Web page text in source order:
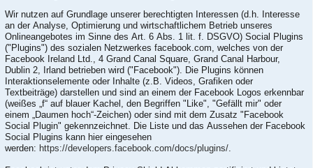
Wir nutzen auf Grundlage unserer berechtigten Interessen (d.h. Interesse
an der Analyse, Optimierung und wirtschaftlichem Betrieb unseres
Onlineangebotes im Sinne des Art. 6 Abs. 1 lit. f. DSGVO) Social Plugins
("Plugins") des sozialen Netzwerkes facebook.com, welches von der
Facebook Ireland Ltd., 4 Grand Canal Square, Grand Canal Harbour,
Dublin 2, Irland betrieben wird ("Facebook"). Die Plugins können
Interaktionselemente oder Inhalte (z.B. Videos, Grafiken oder
Textbeiträge) darstellen und sind an einem der Facebook Logos erkennbar
(weißes „f“ auf blauer Kachel, den Begriffen "Like", "Gefällt mir" oder
einem „Daumen hoch“-Zeichen) oder sind mit dem Zusatz "Facebook
Social Plugin" gekennzeichnet. Die Liste und das Aussehen der Facebook
Social Plugins kann hier eingesehen
werden: https://developers.facebook.com/docs/plugins/